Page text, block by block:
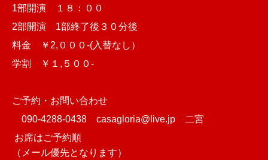
1部開演 １８：００
2部開演 1部終了後３０分後
料金 ￥2,０００‐(入替なし）
学割 ￥１,５００‐
ご予約・お問い合わせ
090-4288-0438 casagloria@live.jp 二宮
お席はご予約順
（メール優先となります）